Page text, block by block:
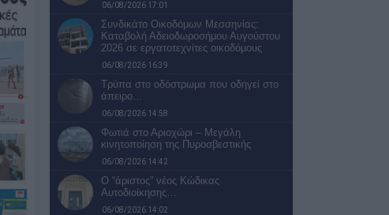
06/08/2026 17:01
Συνδικάτο Οικοδόμων Μεσσηνίας:
Καταβολή Αδειοδωροσήμου Αυγούστου
2026 σε εργατοτεχνίτες οικοδόμους
06/08/2026 16:39
Τρύπα στο οδόστρωμα που οδηγεί στο
άπειρο…
06/08/2026 14:58
Φωτιά στο Αριοχώρι – Μεγάλη
κινητοποίηση της Πυροσβεστικής
06/08/2026 14:42
Ο “άριστος” νέος Κώδικας
Αυτοδιοίκησης…
06/08/2026 14:02